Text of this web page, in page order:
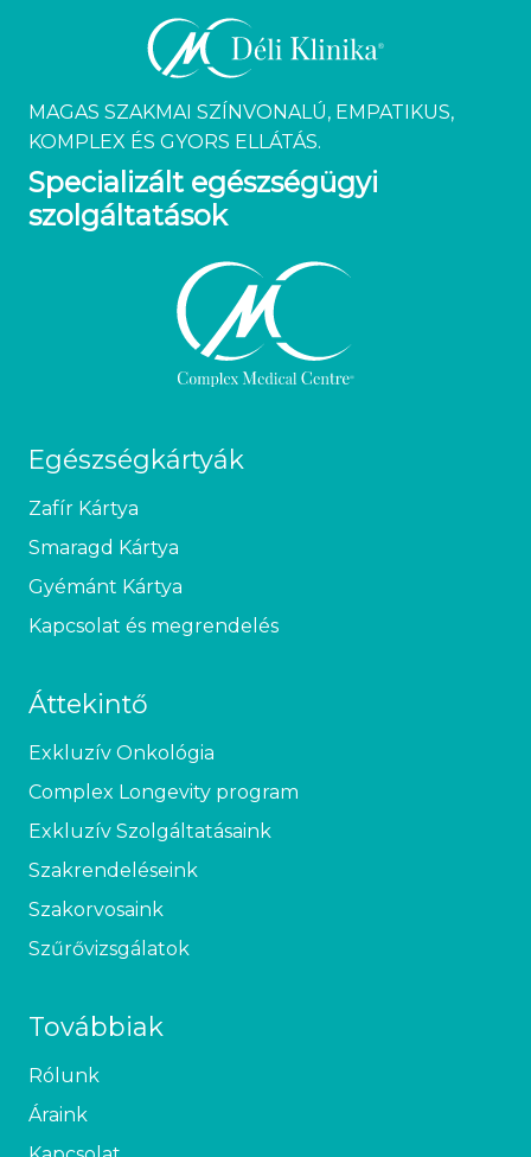
MAGAS SZAKMAI SZÍNVONALÚ, EMPATIKUS,
KOMPLEX ÉS GYORS ELLÁTÁS.
Specializált egészségügyi
szolgáltatások
Egészségkártyák
Zafír Kártya
Smaragd Kártya
Gyémánt Kártya
Kapcsolat és megrendelés
Áttekintő
Exkluzív Onkológia
Complex Longevity program
Exkluzív Szolgáltatásaink
Szakrendeléseink
Szakorvosaink
Szűrővizsgálatok
Továbbiak
Rólunk
Áraink